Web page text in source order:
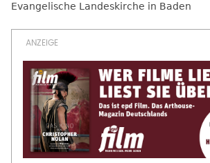
Evangelische Landeskirche in Baden